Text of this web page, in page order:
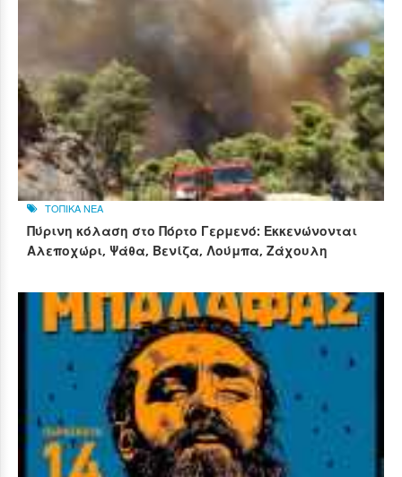
ΤΟΠΙΚΑ ΝΕΑ
Πύρινη κόλαση στο Πόρτο Γερμενό: Εκκενώνονται
Αλεποχώρι, Ψάθα, Βενίζα, Λούμπα, Ζάχουλη